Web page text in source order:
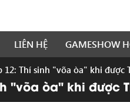
LIÊN HỆ GAMESHOW
12: Thí sinh "võa òa" khi
"võa òa" khi được